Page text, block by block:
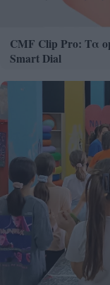
CMF Clip Pro: Τα
Smart Dial